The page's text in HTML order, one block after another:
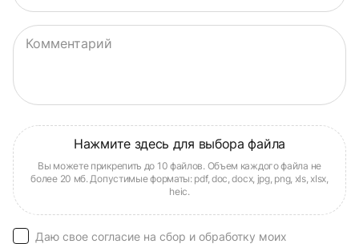
Комментарий
Даю свое согласие на сбор и обработку моих